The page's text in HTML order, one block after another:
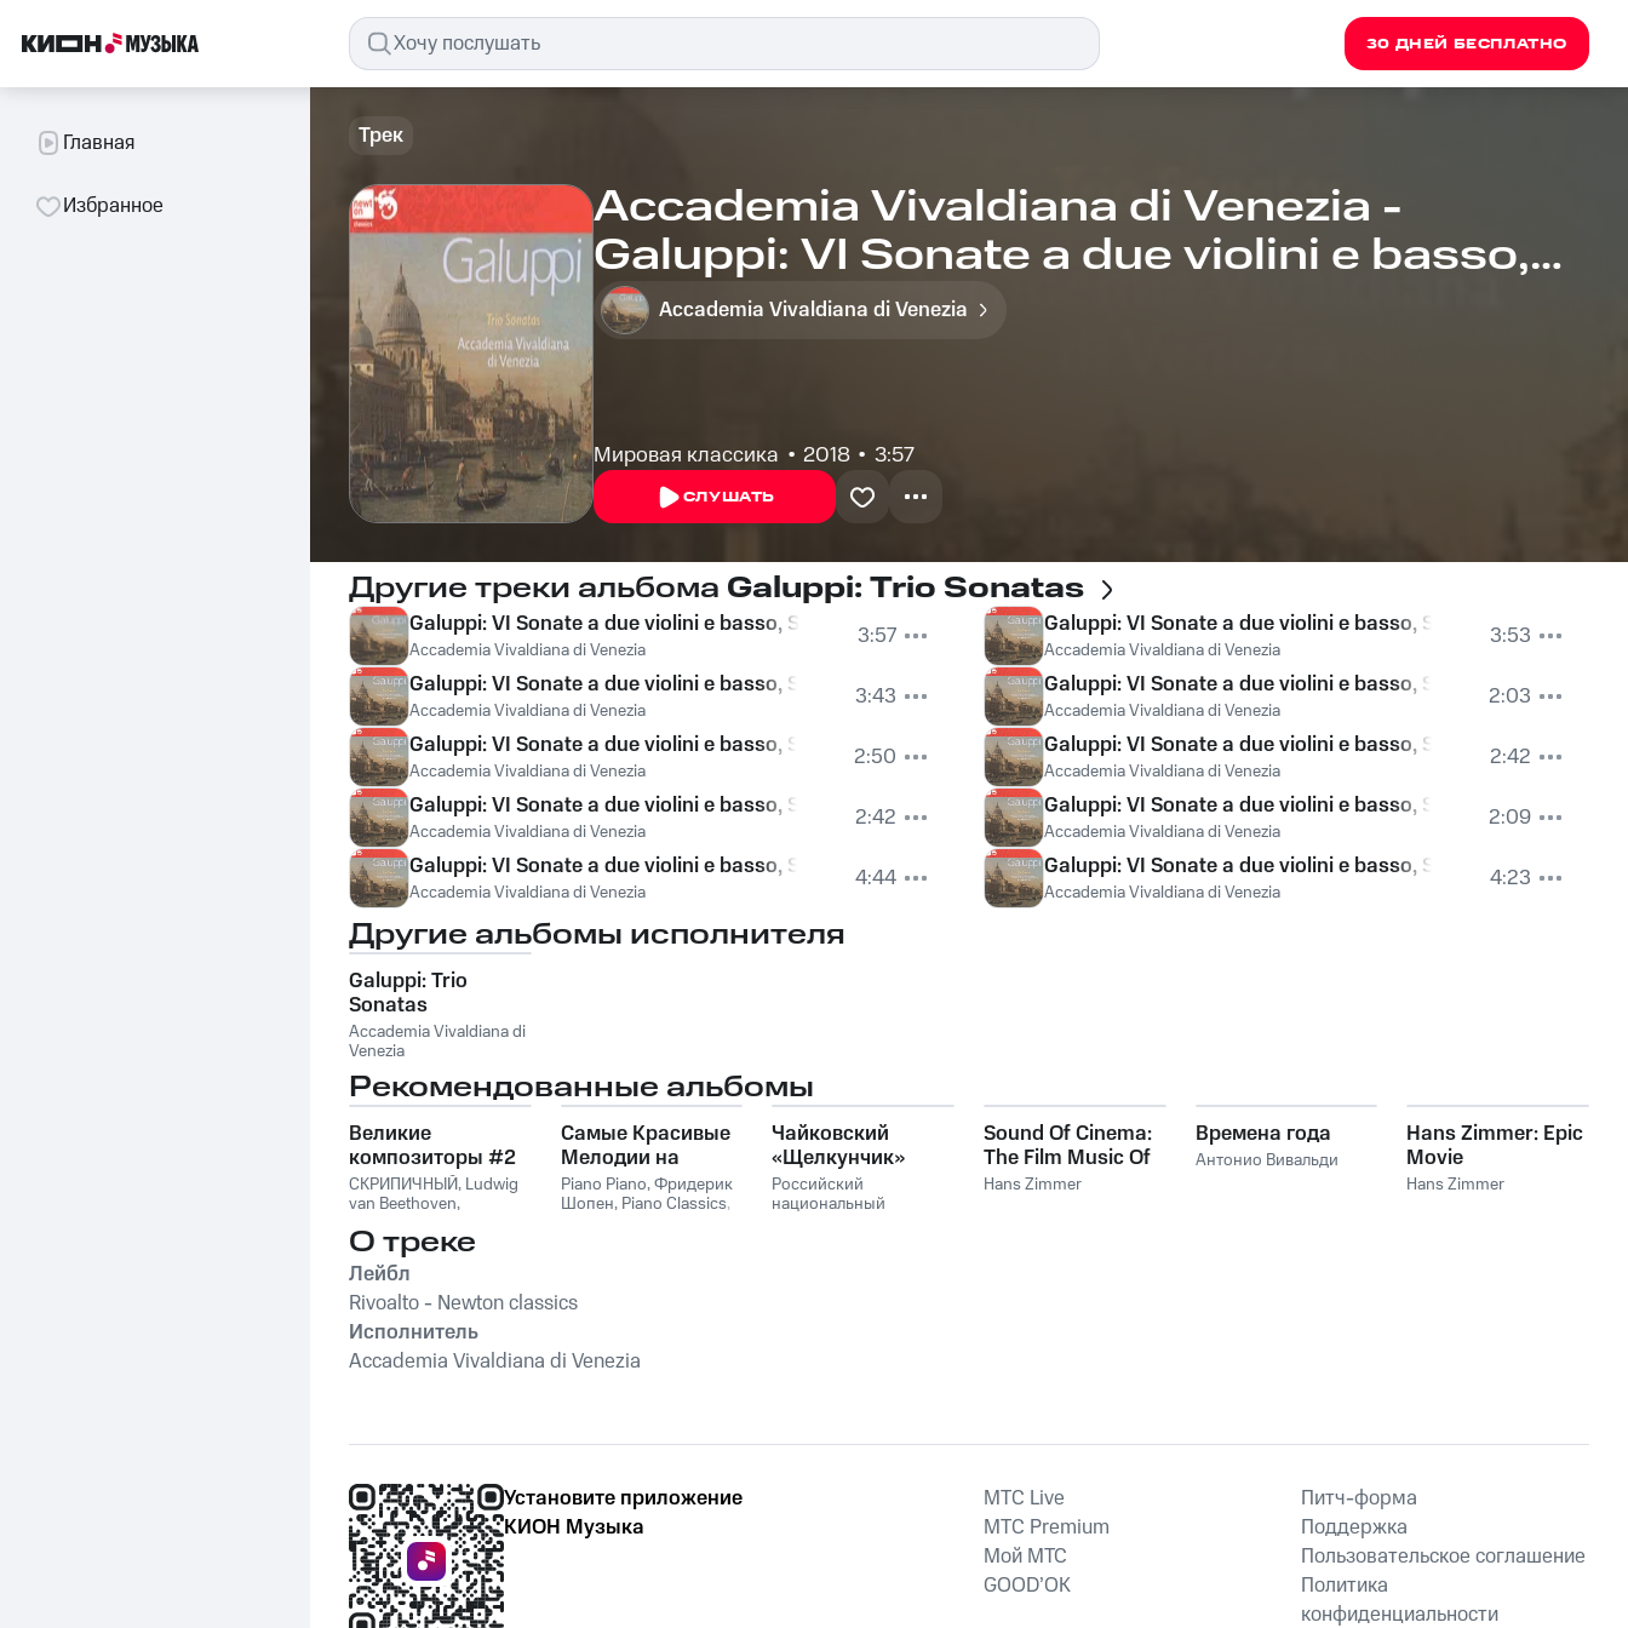
30 ДНЕЙ БЕСПЛАТНО
Главная
Избранное
Трек
Accademia Vivaldiana di Venezia -
Galuppi: VI Sonate a due violini e basso,
Sonata No. 1 in A: I. Allegro
Accademia Vivaldiana di Venezia
Мировая классика 2018 3:57
СЛУШАТЬ
Другие треки альбома Galuppi: Trio Sonatas
Galuppi: VI Sonate a due violini e basso, Sonata No. 1 in A: I. Allegro
Accademia Vivaldiana di Venezia
3:57
Galuppi: VI Sonate a due violini e basso, Sonata No. 1 in A: II. Adagio
Accademia Vivaldiana di Venezia
3:43
Galuppi: VI Sonate a due violini e basso, Sonata No. 1 in A: III. Allegro
Accademia Vivaldiana di Venezia
2:50
Galuppi: VI Sonate a due violini e basso, Sonata No. 2 in F: I. Allegro
Accademia Vivaldiana di Venezia
2:42
Galuppi: VI Sonate a due violini e basso, Sonata No. 2 in F: II. Larghetto
Accademia Vivaldiana di Venezia 4:44
Galuppi: VI Sonate a due violini e basso, Sonata No. 2 in F: III.
Accademia Vivaldiana di Venezia
3:53
Galuppi: VI Sonate a due violini e basso, Sonata No. 3 in D: I.
Accademia Vivaldiana di Venezia
2:03
Galuppi: VI Sonate a due violini e basso, Sonata No. 3 in D: II.
Accademia Vivaldiana di Venezia
2:42
Galuppi: VI Sonate a due violini e basso, Sonata No. 3 in D:
Accademia Vivaldiana di Venezia
2:09
Galuppi: VI Sonate a due violini e basso, Sonata No. 4 in G: I.
Accademia Vivaldiana di Venezia 4:23
Другие альбомы исполнителя
Galuppi: Trio
Sonatas
Accademia Vivaldiana di
Venezia
Рекомендованные альбомы
Великие
композиторы #2
СКРИПИЧНЫЙ, Ludwig
van Beethoven,
Франц Шуберт,Vivaldi
String Orchestra
Антонио Вивальди
Самые Красивые
Мелодии на
Пианино
Piano Piano,Фридерик
Шопен, Piano Classics,
Чайковский
«Щелкунчик»
Российский
национальный
Sound Of Cinema:
The Film Music Of
Hans Zimmer
Hans Zimmer
Времена года
Антонио Вивальди
Hans Zimmer: Epic
Movie
Soundtracks
Hans Zimmer
О треке
Лейбл
Rivoalto - Newton classics
Исполнитель
Accademia Vivaldiana di Venezia
Установите приложение
КИОН Музыка
MTС Live
MTС Premium
Мой МТС
GOOD’OK
Питч-форма
Поддержка
Пользовательское соглашение
Политика
конфиденциальности